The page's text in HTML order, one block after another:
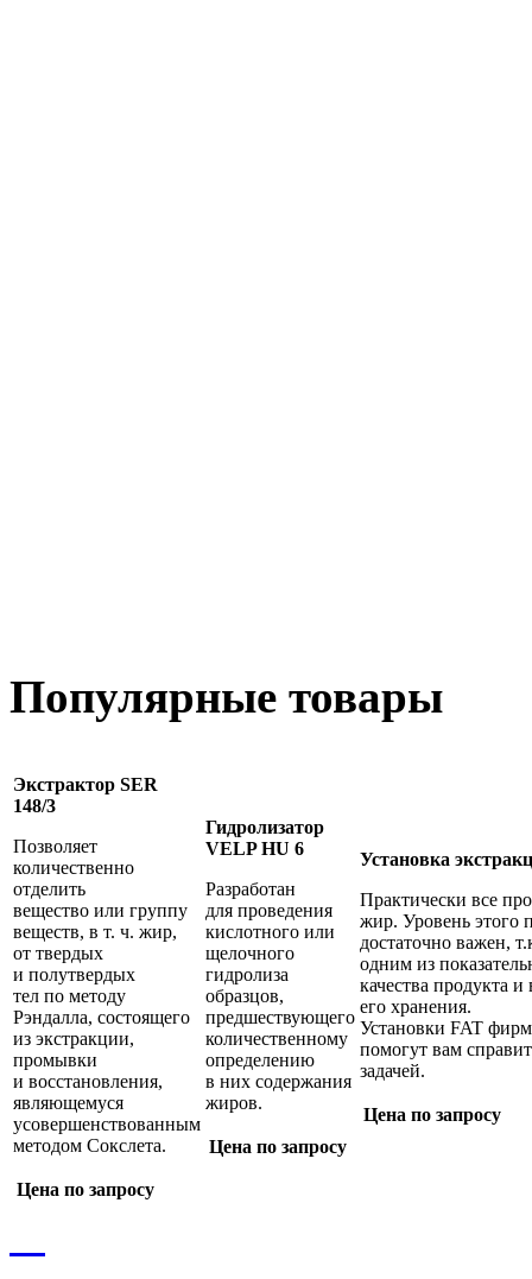
Популярные товары
Экстрактор SER
148/3
Позволяет
количественно
отделить
вещество или группу
веществ, в т. ч. жир,
от твердых
и полутвердых
тел по методу
Рэндалла, состоящего
из экстракции,
промывки
и восстановления,
являющемуся
усовершенствованным
методом Сокслета.
Цена по запросу
Гидролизатор
VELP HU 6
Разработан
для проведения
кислотного или
щелочного
гидролиза
образцов,
предшествующего
количественному
определению
в них содержания
жиров.
Цена по запросу
Установка
Практически все
жир. Уровень этого
достаточно важен,
одним из
качества продукта
его хранения.
Установки FAT
помогут вам
задачей.
Цена по запросу